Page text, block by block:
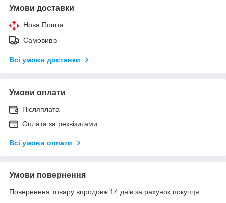
Умови доставки
Нова Пошта
Самовивіз
Всі умови доставки
Умови оплати
Післяплата
Оплата за реквізитами
Всі умови оплати
Умови повернення
Повернення товару впродовж 14 днів за рахунок покупця